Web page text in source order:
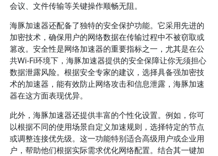
会议、文件传输等关键操作顺畅无阻。
海豚加速器还配备了独特的安全保护功能。它采用先进的
加密技术，确保用户的网络数据在传输过程中不被窃取或
篡改。安全性是网络加速器的重要指标之一，尤其是在公
共Wi-Fi环境下，海豚加速器提供的安全保障让你无须担心
数据泄露风险。根据安全专家的建议，选择具备强加密技
术的加速器，能有效防止网络攻击和信息泄露，海豚加速
器在这方面表现优异。
此外，海豚加速器还提供丰富的个性化设置。例如，你可
以根据不同的使用场景自定义加速规则，选择特定的节点
或调整连接优先级。这一功能特别适合高级用户或企业用
户，帮助他们根据实际需求优化网络配置。结合其一键加